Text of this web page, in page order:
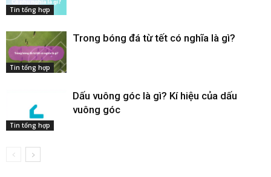
Tin tổng hợp
Tin tổng hợp
Trong bóng đá từ tết có nghĩa là gì​?
Tin tổng hợp
Dấu vuông góc​ là gì? Kí hiệu của dấu
vuông góc